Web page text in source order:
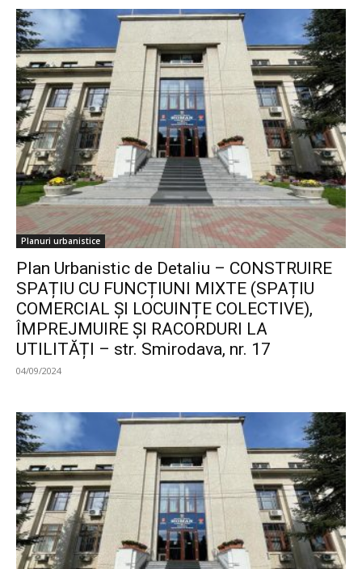
Planuri urbanistice
Plan Urbanistic de Detaliu – CONSTRUIRE
SPAȚIU CU FUNCȚIUNI MIXTE (SPAȚIU
COMERCIAL ȘI LOCUINȚE COLECTIVE),
ÎMPREJMUIRE ȘI RACORDURI LA
UTILITĂȚI – str. Smirodava, nr. 17
04/09/2024